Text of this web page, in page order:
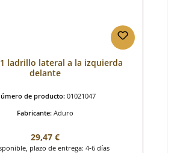
ladrillo lateral a la izquierda
delante
de producto: 01021047
Fabricante: Aduro
Precio normal:
29,47 €
plazo de entrega: 4-6 días